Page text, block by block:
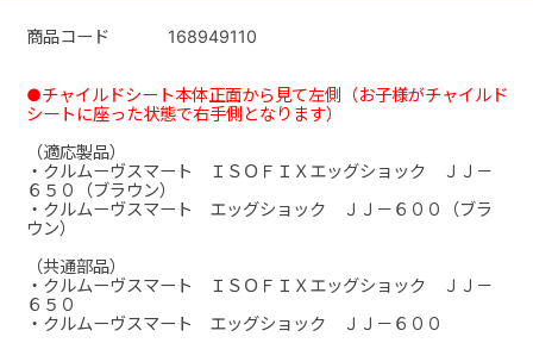
商品コード 168949110
●チャイルドシート本体正面から見て左側（お子様がチャイルド
シートに座った状態で右手側となります）
（適応製品）
・クルムーヴスマート ＩＳＯＦＩＸエッグショック ＪＪ－
６５０（ブラウン）
・クルムーヴスマート エッグショック ＪＪ－６００（ブラ
ウン）
（共通部品）
・クルムーヴスマート ＩＳＯＦＩＸエッグショック ＪＪ－
６５０
・クルムーヴスマート エッグショック ＪＪ－６００